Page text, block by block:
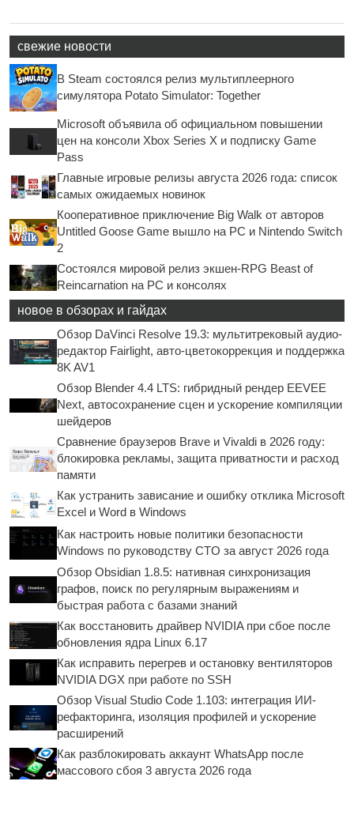
свежие новости
В Steam состоялся релиз мультиплеерного
симулятора Potato Simulator: Together
Microsoft объявила об официальном повышении
цен на консоли Xbox Series X и подписку Game
Pass
Главные игровые релизы августа 2026 года: список
самых ожидаемых новинок
Кооперативное приключение Big Walk от авторов
Untitled Goose Game вышло на PC и Nintendo Switch
2
Состоялся мировой релиз экшен-RPG Beast of
Reincarnation на PC и консолях
новое в обзорах и гайдах
Обзор DaVinci Resolve 19.3: мультитрековый аудио-
редактор Fairlight, авто-цветокоррекция и поддержка
8K AV1
Обзор Blender 4.4 LTS: гибридный рендер EEVEE
Next, автосохранение сцен и ускорение компиляции
шейдеров
Сравнение браузеров Brave и Vivaldi в 2026 году:
блокировка рекламы, защита приватности и расход
памяти
Как устранить зависание и ошибку отклика Microsoft
Excel и Word в Windows
Как настроить новые политики безопасности
Windows по руководству CTO за август 2026 года
Обзор Obsidian 1.8.5: нативная синхронизация
графов, поиск по регулярным выражениям и
быстрая работа с базами знаний
Как восстановить драйвер NVIDIA при сбое после
обновления ядра Linux 6.17
Как исправить перегрев и остановку вентиляторов
NVIDIA DGX при работе по SSH
Обзор Visual Studio Code 1.103: интеграция ИИ-
рефакторинга, изоляция профилей и ускорение
расширений
Как разблокировать аккаунт WhatsApp после
массового сбоя 3 августа 2026 года